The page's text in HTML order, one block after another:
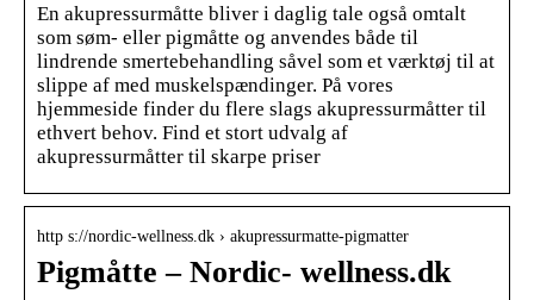
En akupressurmåtte bliver i daglig tale også omtalt
som søm- eller pigmåtte og anvendes både til
lindrende smertebehandling såvel som et værktøj til at
slippe af med muskelspændinger. På vores
hjemmeside finder du flere slags akupressurmåtter til
ethvert behov. Find et stort udvalg af
akupressurmåtter til skarpe priser
http s://nordic-wellness.dk › akupressurmatte-pigmatter
Pigmåtte – Nordic- wellness.dk